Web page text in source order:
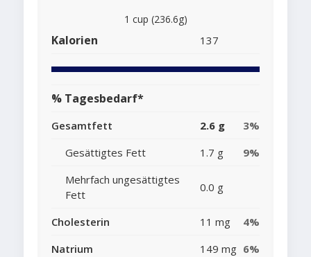
1 cup (236.6g)
Kalorien 137
% Tagesbedarf*
Gesamtfett 2.6 g
3%
Gesättigtes Fett
1.7 g
9%
Mehrfach ungesättigtes
Fett
0.0 g
Cholesterin 11 mg
4%
Natrium
149 mg 6%